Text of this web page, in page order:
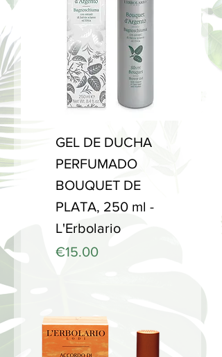
GEL DE DUCHA
PERFUMADO
BOUQUET DE
PLATA, 250 ml -
L'Erbolario
Price
€15.00